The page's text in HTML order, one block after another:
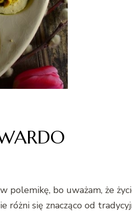
polemikę, bo uważam, że
różni się znacząco od